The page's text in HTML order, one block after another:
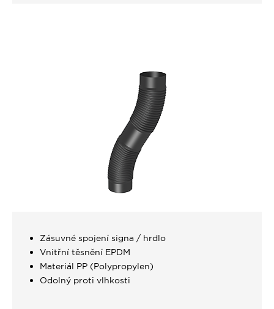
Zásuvné spojení signa / hrdlo
Vnitřní těsnění EPDM
Materiál PP (Polypropylen)
Odolný proti vlhkosti